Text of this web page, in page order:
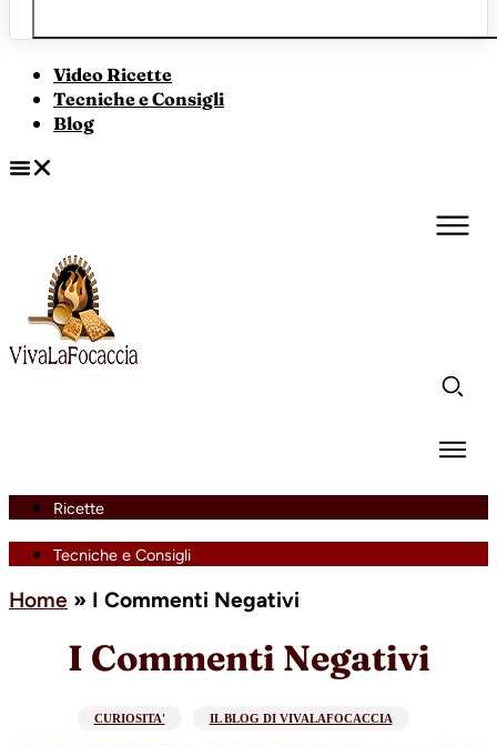
Video Ricette
Tecniche e Consigli
Blog
Ricette
Tecniche e Consigli
Home » I Commenti Negativi
I Commenti Negativi
CURIOSITA' IL BLOG DI VIVALAFOCACCIA